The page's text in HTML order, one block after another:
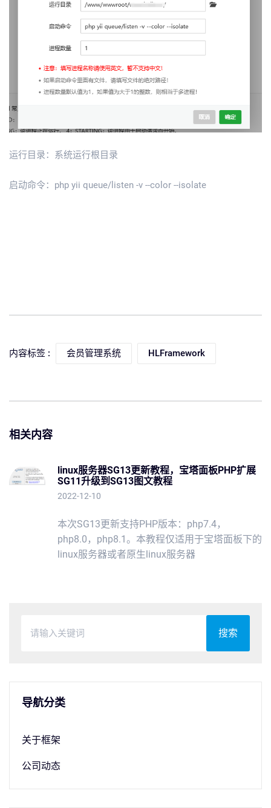
运行目录：系统运行根目录
启动命令：php yii queue/listen -v --color --isolate
内容标签 : 会员管理系统 HLFramework
相关内容
linux服务器SG13更新教程，宝塔面板PHP扩展
SG11升级到SG13图文教程
2022-12-10
本次SG13更新支持PHP版本：php7.4，
php8.0，php8.1。本教程仅适用于宝塔面板下的
linux服务器或者原生linux服务器
搜索
导航分类
关于框架
公司动态